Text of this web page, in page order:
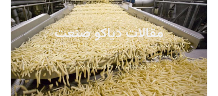
مقالات دیاکو صنعت
گروه صنعتی دیاکو صنعت سگال یکی از فعالترین مجموعه
های صنعتی در زمینه طراحی، ساخت و نصب انواع خطوط
صنایع غذایی در خاور میانه می‌باشد.